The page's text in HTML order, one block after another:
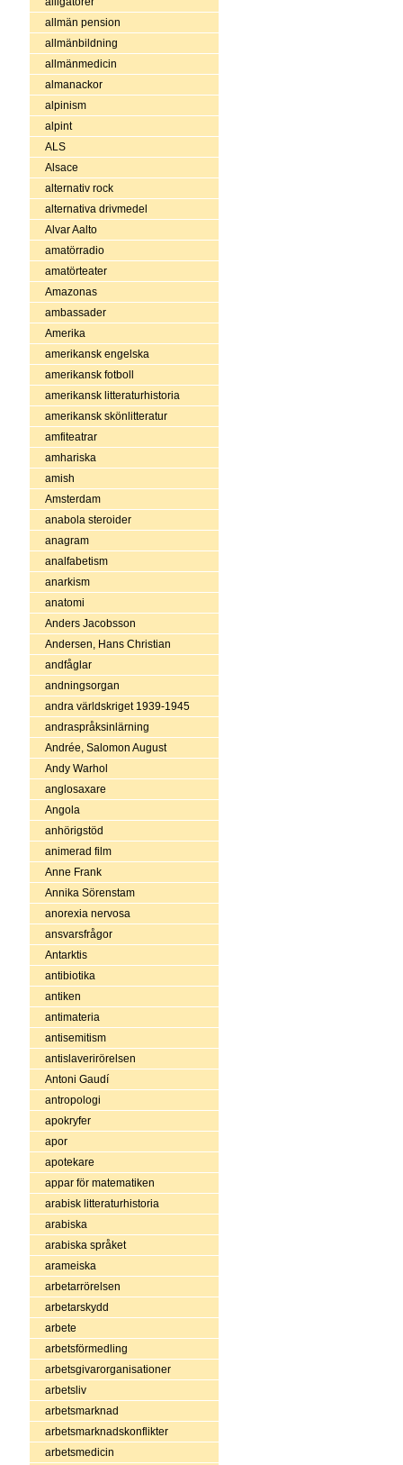
allmän pension
allmänbildning
allmänmedicin
almanackor
alpinism
alpint
ALS
Alsace
alternativ rock
alternativa drivmedel
Alvar Aalto
amatörradio
amatörteater
Amazonas
ambassader
Amerika
amerikansk engelska
amerikansk fotboll
amerikansk litteraturhistoria
amerikansk skönlitteratur
amfiteatrar
amhariska
amish
Amsterdam
anabola steroider
anagram
analfabetism
anarkism
anatomi
Anders Jacobsson
Andersen, Hans Christian
andfåglar
andningsorgan
andra världskriget 1939-1945
andraspråksinlärning
Andrée, Salomon August
Andy Warhol
anglosaxare
Angola
anhörigstöd
animerad film
Anne Frank
Annika Sörenstam
anorexia nervosa
ansvarsfrågor
Antarktis
antibiotika
antiken
antimateria
antisemitism
antislaverirörelsen
Antoni Gaudí
antropologi
apokryfer
apor
apotekare
appar för matematiken
arabisk litteraturhistoria
arabiska
arabiska språket
arameiska
arbetarrörelsen
arbetarskydd
arbete
arbetsförmedling
arbetsgivarorganisationer
arbetsliv
arbetsmarknad
arbetsmarknadskonflikter
arbetsmedicin